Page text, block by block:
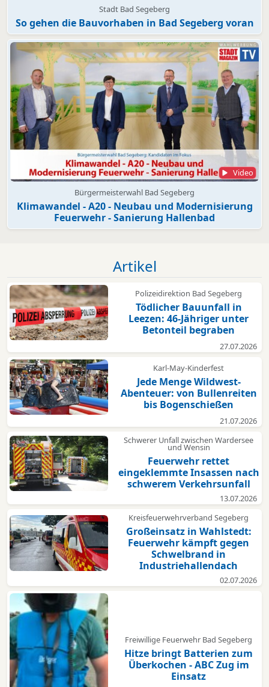
Stadt Bad Segeberg
So gehen die Bauvorhaben in Bad Segeberg voran
Video
Bürgermeisterwahl Bad Segeberg
Klimawandel - A20 - Neubau und Modernisierung
Feuerwehr - Sanierung Hallenbad
Artikel
Polizeidirektion Bad Segeberg
Tödlicher Bauunfall in
Leezen: 46-Jähriger unter
Betonteil begraben
27.07.2026
Karl-May-Kinderfest
Jede Menge Wildwest-
Abenteuer: von Bullenreiten
bis Bogenschießen
21.07.2026
Schwerer Unfall zwischen Wardersee
und Wensin
Feuerwehr rettet
eingeklemmte Insassen nach
schwerem Verkehrsunfall
13.07.2026
Kreisfeuerwehrverband Segeberg
Großeinsatz in Wahlstedt:
Feuerwehr kämpft gegen
Schwelbrand in
Industriehallendach
02.07.2026
Freiwillige Feuerwehr Bad Segeberg
Hitze bringt Batterien zum
Überkochen - ABC Zug im
Einsatz